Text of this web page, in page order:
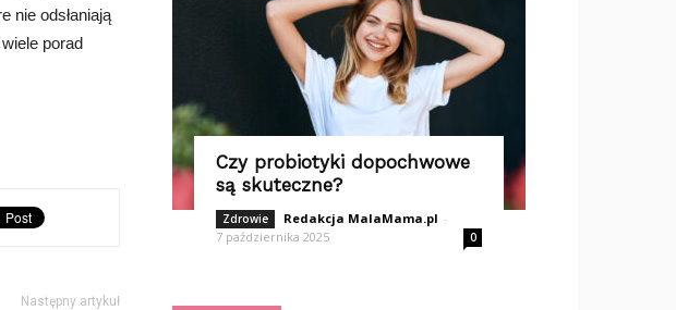
nie odsłaniają
porad
Następny artykuł
Czy probiotyki dopochwowe
są skuteczne?
Zdrowie Redakcja MalaMama.pl -
7 października 2025
0